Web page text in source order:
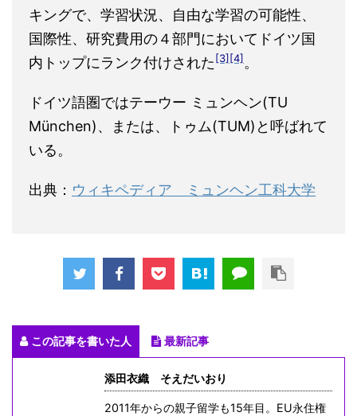
キングで、学習状況、自由な学習の可能性、
国際性、研究費用の４部門においてドイツ国
内トップにランク付けされた[3][4] 。
ドイツ語圏ではテーウー ミュンヘン(TU
München)、または、トゥム(TUM)と呼ばれて
いる。
出典： ウィキペディア ミュンヘン工科大学
この記事を書いた人 最新記事
添田衣織 そえだいおり
2011年からの親子留学も15年目。EU永住権